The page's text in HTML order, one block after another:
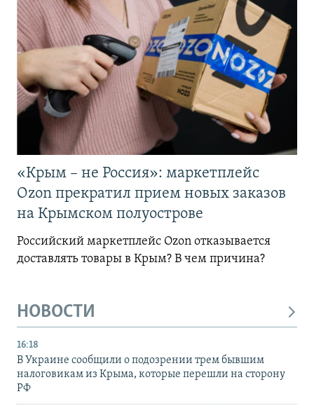
«Крым – не Россия»: маркетплейс
Ozon прекратил прием новых заказов
на Крымском полуострове
Российский маркетплейс Ozon отказывается
доставлять товары в Крым? В чем причина?
НОВОСТИ
16:18
В Украине сообщили о подозрении трем бывшим
налоговикам из Крыма, которые перешли на сторону
РФ